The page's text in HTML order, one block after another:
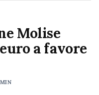
Molise
a favore